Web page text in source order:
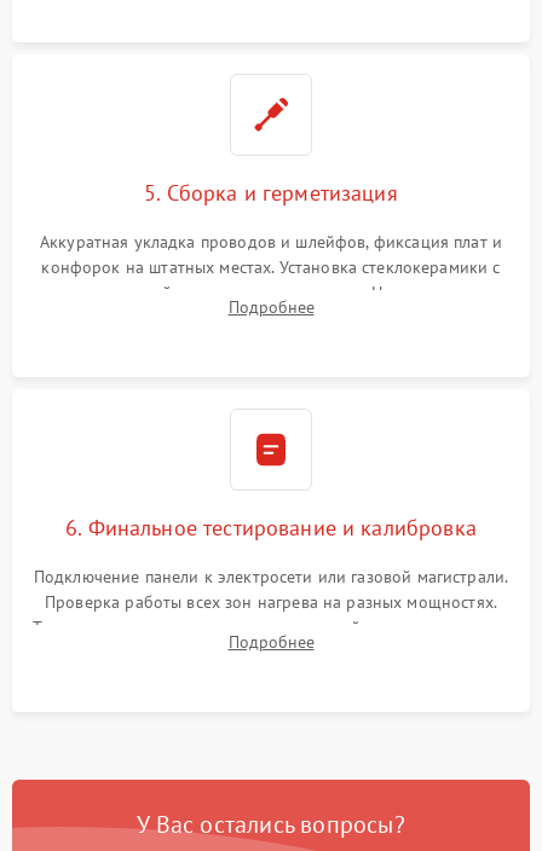
5. Сборка и герметизация
Аккуратная укладка проводов и шлейфов, фиксация плат и
конфорок на штатных местах. Установка стеклокерамики с
проверкой равномерности зазоров. Нанесение
термостойкого герметика или укладка уплотнительной
Подробнее
6. Финальное тестирование и калибровка
Подключение панели к электросети или газовой магистрали.
Проверка работы всех зон нагрева на разных мощностях.
Тестирование сенсорного управления, таймера, индикаторов
остаточного тепла и систем защиты от перегрева.
Подробнее
У Вас остались вопросы?